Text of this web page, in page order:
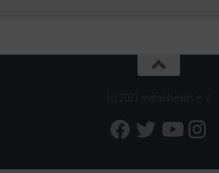
(c) 2021 metal-heads e. V.